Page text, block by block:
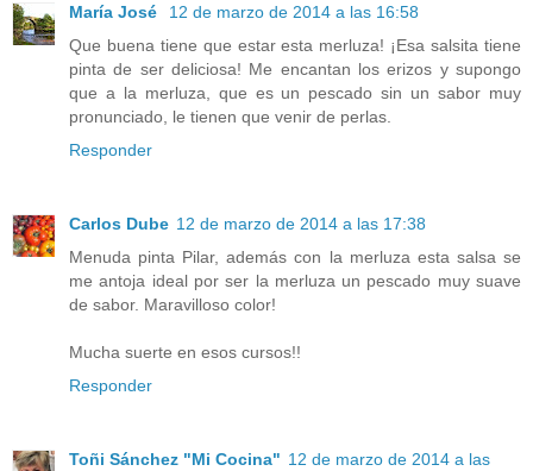
María José
12 de marzo de 2014 a las 16:58
Que buena tiene que estar esta merluza! ¡Esa salsita tiene
pinta de ser deliciosa! Me encantan los erizos y supongo
que a la merluza, que es un pescado sin un sabor muy
pronunciado, le tienen que venir de perlas.
Responder
Carlos Dube 12 de marzo de 2014 a las 17:38
Menuda pinta Pilar, además con la merluza esta salsa se
me antoja ideal por ser la merluza un pescado muy suave
de sabor. Maravilloso color!
Mucha suerte en esos cursos!!
Responder
Toñi Sánchez "Mi Cocina" 12 de marzo de 2014 a las